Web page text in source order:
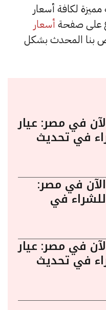
تغطية مميزة لكافة أسعار
على صفحة أسعار
بنا المحدث بشكل
في مصر: عيار
للشراء في تحديث
في مصر:
عيار 24 يسجل 6745 للشراء في
في مصر: عيار
للشراء في تحديث